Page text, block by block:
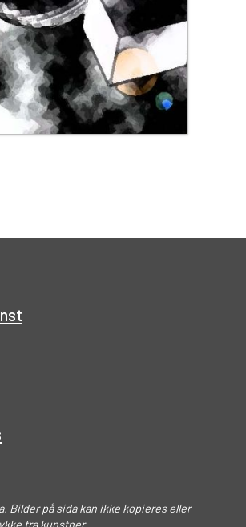
Bilder på sida kan ikke kopieres eller